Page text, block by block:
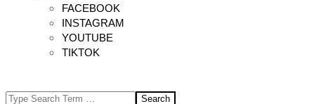
FACEBOOK
INSTAGRAM
YOUTUBE
TIKTOK
Search